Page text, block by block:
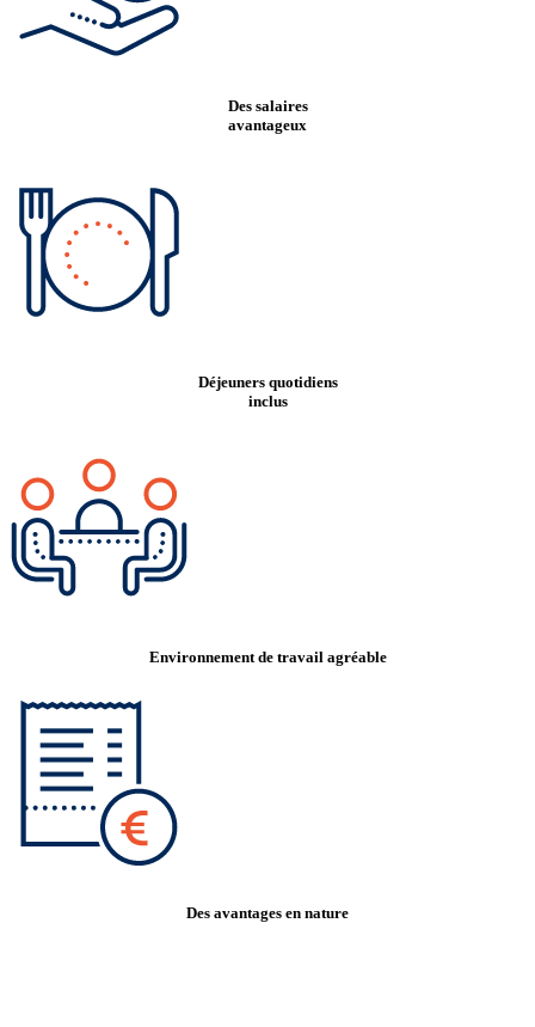
Des salaires
avantageux
Déjeuners quotidiens
inclus
Environnement de travail agréable
Des avantages en nature